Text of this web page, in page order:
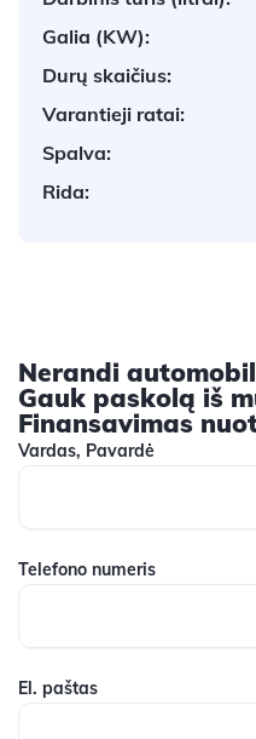
Galia (KW):
Durų skaičius:
Varantieji ratai:
Spalva:
Rida:
Nerandi
Gauk paskolą iš
Finansavimas
Vardas, Pavardė
Telefono numeris
El. paštas